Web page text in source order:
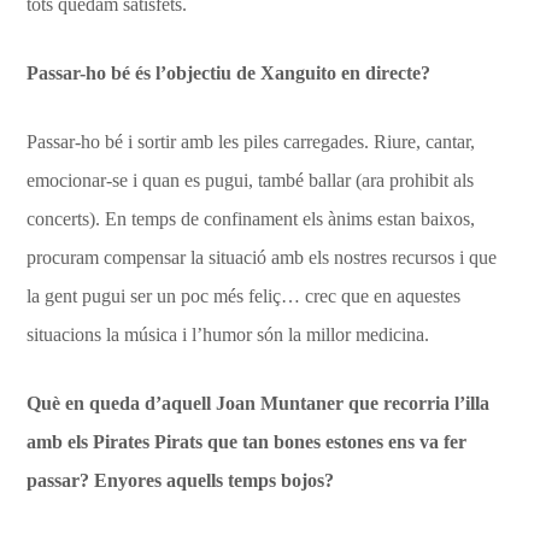
tots quedam satisfets.
Passar-ho bé és l’objectiu de Xanguito en directe?
Passar-ho bé i sortir amb les piles carregades. Riure, cantar,
emocionar-se i quan es pugui, també ballar (ara prohibit als
concerts). En temps de confinament els ànims estan baixos,
procuram compensar la situació amb els nostres recursos i que
la gent pugui ser un poc més feliç… crec que en aquestes
situacions la música i l’humor són la millor medicina.
Què en queda d’aquell Joan Muntaner que recorria l’illa
amb els Pirates Pirats que tan bones estones ens va fer
passar? Enyores aquells temps bojos?